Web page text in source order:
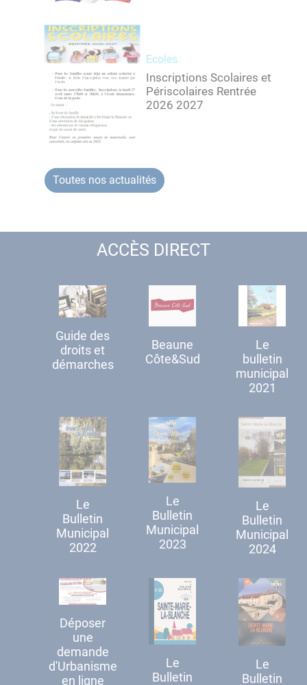
Ecoles
Inscriptions Scolaires et
Périscolaires Rentrée
2026 2027
Toutes nos actualités
ACCÈS DIRECT
Guide des
droits et
démarches
Beaune
Côte&Sud
Le
bulletin
municipal
2021
Le
Bulletin
Municipal
2022
Le
Bulletin
Municipal
2023
Le
Bulletin
Municipal
2024
Déposer
une
demande
d'Urbanisme
en ligne
Le
Bulletin
Le
Bulletin